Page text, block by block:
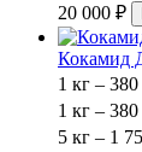
20 000 ₽
Кокамид
1 кг –
1 кг –
5 кг – 1